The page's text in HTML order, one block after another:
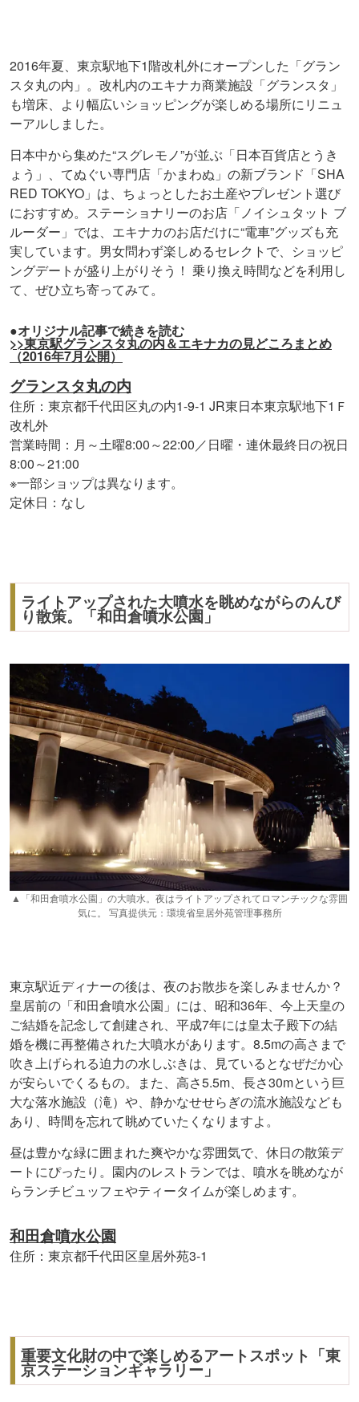
2016年夏、東京駅地下1階改札外にオープンした「グラン
スタ丸の内」。改札内のエキナカ商業施設「グランスタ」
も増床、より幅広いショッピングが楽しめる場所にリニュ
ーアルしました。
日本中から集めた“スグレモノ”が並ぶ「日本百貨店とうき
ょう」、てぬぐい専門店「かまわぬ」の新ブランド「SHA
RED TOKYO」は、ちょっとしたお土産やプレゼント選び
におすすめ。ステーショナリーのお店「ノイシュタット ブ
ルーダー」では、エキナカのお店だけに“電車”グッズも充
実しています。男女問わず楽しめるセレクトで、ショッピ
ングデートが盛り上がりそう！ 乗り換え時間などを利用し
て、ぜひ立ち寄ってみて。
●オリジナル記事で続きを読む
>>東京駅グランスタ丸の内＆エキナカの見どころまとめ
（2016年7月公開）
グランスタ丸の内
住所：東京都千代田区丸の内1-9-1 JR東日本東京駅地下1Ｆ
改札外
営業時間：月～土曜8:00～22:00／日曜・連休最終日の祝日
8:00～21:00
※一部ショップは異なります。
定休日：なし
ライトアップされた大噴水を眺めながらのんび
り散策。「和田倉噴水公園」
▲「和田倉噴水公園」の大噴水。夜はライトアップされてロマンチックな雰囲
気に。 写真提供元：環境省皇居外苑管理事務所
東京駅近ディナーの後は、夜のお散歩を楽しみませんか？
皇居前の「和田倉噴水公園」には、昭和36年、今上天皇の
ご結婚を記念して創建され、平成7年には皇太子殿下の結
婚を機に再整備された大噴水があります。8.5mの高さまで
吹き上げられる迫力の水しぶきは、見ているとなぜだか心
が安らいでくるもの。また、高さ5.5m、長さ30mという巨
大な落水施設（滝）や、静かなせせらぎの流水施設なども
あり、時間を忘れて眺めていたくなりますよ。
昼は豊かな緑に囲まれた爽やかな雰囲気で、休日の散策デ
ートにぴったり。園内のレストランでは、噴水を眺めなが
らランチビュッフェやティータイムが楽しめます。
和田倉噴水公園
住所：東京都千代田区皇居外苑3-1
重要文化財の中で楽しめるアートスポット「東
京ステーションギャラリー」